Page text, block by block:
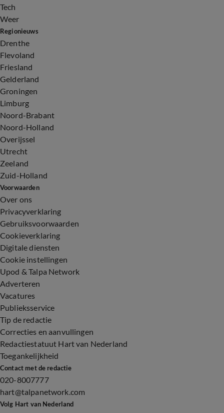
Tech
Weer
Regionieuws
Drenthe
Flevoland
Friesland
Gelderland
Groningen
Limburg
Noord-Brabant
Noord-Holland
Overijssel
Utrecht
Zeeland
Zuid-Holland
Voorwaarden
Over ons
Privacyverklaring
Gebruiksvoorwaarden
Cookieverklaring
Digitale diensten
Cookie instellingen
Upod & Talpa Network
Adverteren
Vacatures
Publieksservice
Tip de redactie
Correcties en aanvullingen
Redactiestatuut Hart van Nederland
Toegankelijkheid
Contact met de redactie
020-8007777
hart@talpanetwork.com
Volg Hart van Nederland